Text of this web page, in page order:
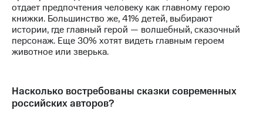
"МТС"
Собрания
акционеров
Личный
кабинет
капитал
Контроль
и
отдает предпочтения человеку как главному герою
книжки. Большинство же, 41% детей, выбирают
истории, где главный герой — волшебный, сказочный
персонаж. Еще 30% хотят видеть главным героем
животное или зверька.
Насколько востребованы сказки современных
российских авторов?